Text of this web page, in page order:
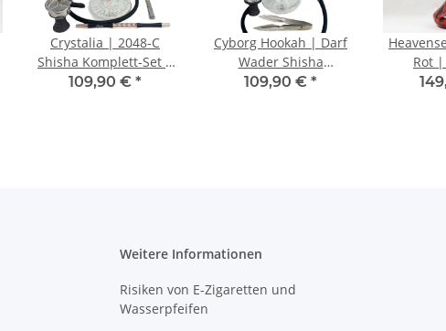
Crystalia | 2048-C
Shisha Komplett-Set |
Rosègold
109,90 € *
Cyborg Hookah | Darf
Wader Shisha
Komplett-Set | Schwarz
109,90 € *
Rot |
Weitere Informationen
Risiken von E-Zigaretten und
Wasserpfeifen